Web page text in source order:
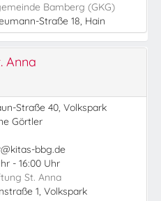
Bamberg (GKG)
Straße 18, Hain
Anna
Straße 40, Volkspark
Görtler
bbg.de
- 16:00 Uhr
St. Anna
1, Volkspark